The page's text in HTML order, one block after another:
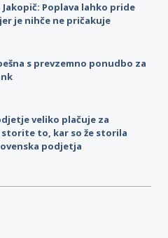
Jakopič: Poplava lahko pride
je nihče ne pričakuje
s prevzemno ponudbo za
veliko plačuje za
to, kar so že storila
podjetja